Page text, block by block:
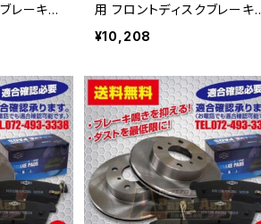
PA427
付車体番
用 フロントディスクブレーキロ
ータ.パッドセット PA427
（ＣＡＣ）/専用グリス付車体番
¥10,208